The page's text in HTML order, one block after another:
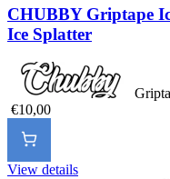
CHUBBY Griptape
Ice Splatter
€10,00
View details